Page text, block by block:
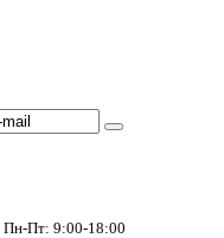
Пн-Пт: 9:00-18:00